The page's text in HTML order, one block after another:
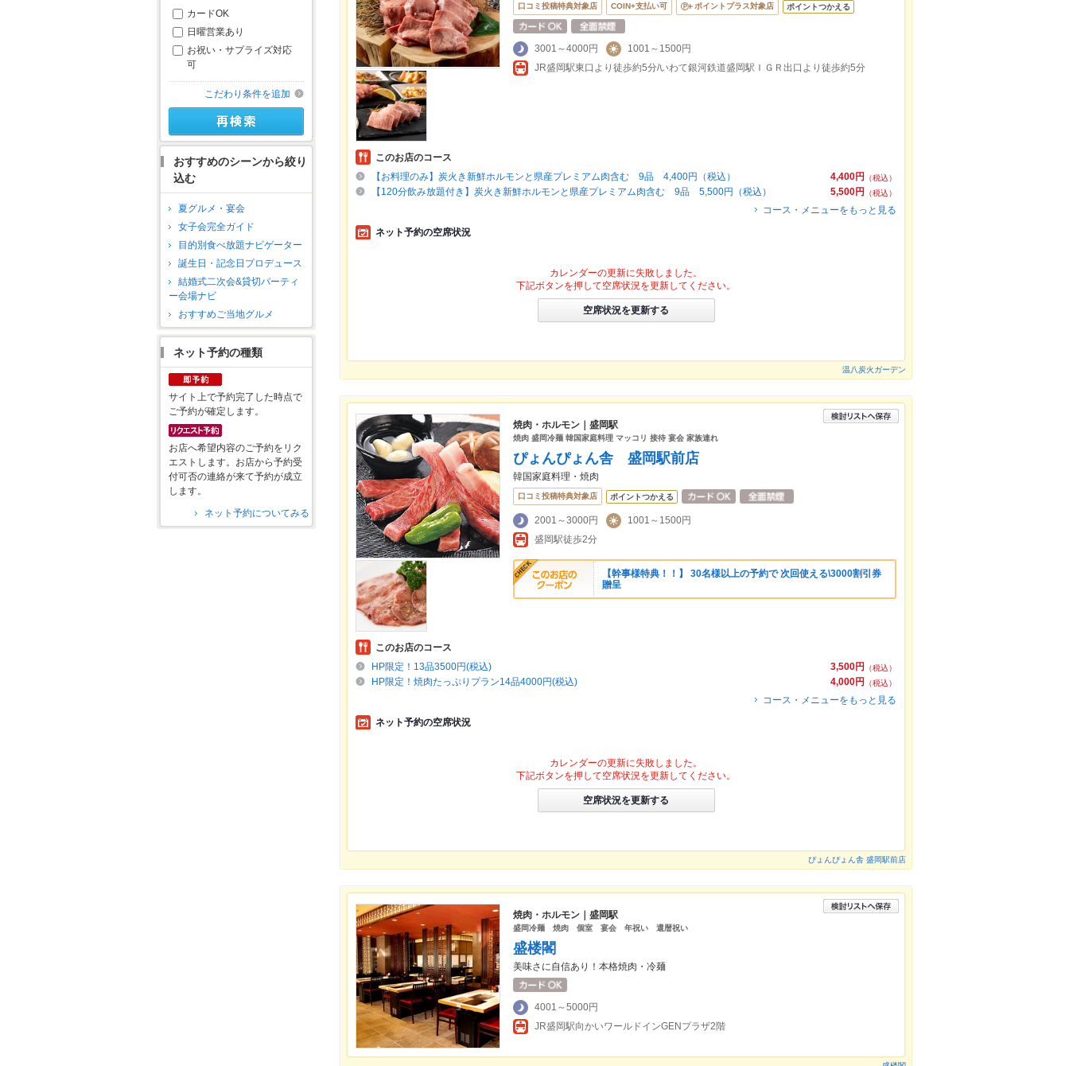
カードOK
日曜営業あり
お祝い・サプライズ対応
可
こだわり条件を追加
おすすめのシーンから絞り
込む
夏グルメ・宴会
女子会完全ガイド
目的別食べ放題ナビゲーター
誕生日・記念日プロデュース
結婚式二次会&貸切パーティ
ー会場ナビ
おすすめご当地グルメ
ネット予約の種類
サイト上で予約完了した時点で
ご予約が確定します。
お店へ希望内容のご予約をリク
エストします。お店から予約受
付可否の連絡が来て予約が成立
します。
ネット予約についてみる
口コミ投稿特典対象店 COIN+支払い可 ポイントプラス対象店 ポイントつかえる
3001～4000円
1001～1500円
JR盛岡駅東口より徒歩約5分/いわて銀河鉄道盛岡駅ＩＧＲ出口より徒歩約5分
このお店のコース
4,400円
（税込）
【お料理のみ】炭火き新鮮ホルモンと県産プレミアム肉含む 9品 4,400円（税込）
5,500円
（税込）
【120分飲み放題付き】炭火き新鮮ホルモンと県産プレミアム肉含む 9品 5,500円（税込）
コース・メニューをもっと見る
ネット予約の空席状況
カレンダーの更新に失敗しました。
下記ボタンを押して空席状況を更新してください。
空席状況を更新する
温八炭火ガーデン
焼肉・ホルモン｜盛岡駅
焼肉 盛岡冷麺 韓国家庭料理 マッコリ 接待 宴会 家族連れ
ぴょんぴょん舎 盛岡駅前店
韓国家庭料理・焼肉
口コミ投稿特典対象店 ポイントつかえる
2001～3000円
1001～1500円
盛岡駅徒歩2分
【幹事様特典！！】 30名様以上の予約で 次回使える\3000割引券
贈呈
このお店のコース
3,500円
（税込）
HP限定！13品3500円(税込)
4,000円
（税込）
HP限定！焼肉たっぷりプラン14品4000円(税込)
コース・メニューをもっと見る
ネット予約の空席状況
カレンダーの更新に失敗しました。
下記ボタンを押して空席状況を更新してください。
空席状況を更新する
ぴょんぴょん舎 盛岡駅前店
焼肉・ホルモン｜盛岡駅
盛岡冷麺 焼肉 個室 宴会 年祝い 還暦祝い
盛楼閣
美味さに自信あり！本格焼肉・冷麺
4001～5000円
JR盛岡駅向かいワールドインGENプラザ2階